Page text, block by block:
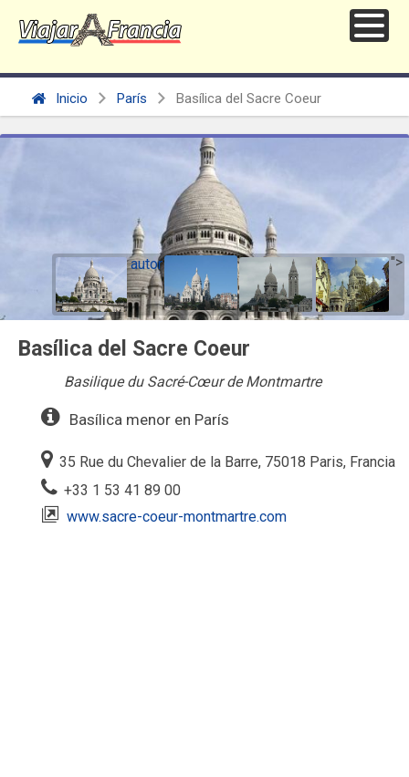
Inicio París Basílica del Sacre Coeur
autor ">
Basílica del Sacre Coeur
Basilique du Sacré-Cœur de Montmartre
Basílica menor en París
35 Rue du Chevalier de la Barre, 75018 Paris, Francia
+33 1 53 41 89 00
www.sacre-coeur-montmartre.com